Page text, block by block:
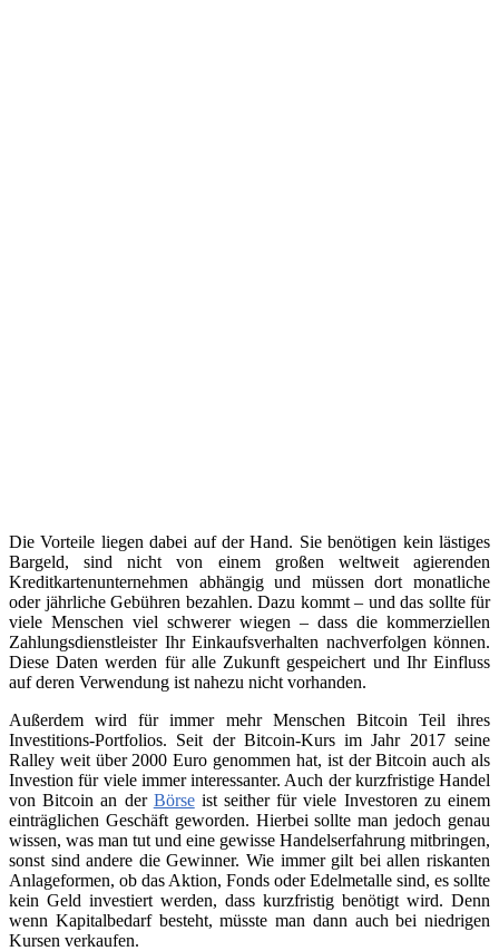
Die Vorteile liegen dabei auf der Hand. Sie benötigen kein lästiges
Bargeld, sind nicht von einem großen weltweit agierenden
Kreditkartenunternehmen abhängig und müssen dort monatliche
oder jährliche Gebühren bezahlen. Dazu kommt – und das sollte für
viele Menschen viel schwerer wiegen – dass die kommerziellen
Zahlungsdienstleister Ihr Einkaufsverhalten nachverfolgen können.
Diese Daten werden für alle Zukunft gespeichert und Ihr Einfluss
auf deren Verwendung ist nahezu nicht vorhanden.
Außerdem wird für immer mehr Menschen Bitcoin Teil ihres
Investitions-Portfolios. Seit der Bitcoin-Kurs im Jahr 2017 seine
Ralley weit über 2000 Euro genommen hat, ist der Bitcoin auch als
Investion für viele immer interessanter. Auch der kurzfristige Handel
von Bitcoin an der Börseist seither für viele Investoren zu einem
einträglichen Geschäft geworden. Hierbei sollte man jedoch genau
wissen, was man tut und eine gewisse Handelserfahrung mitbringen,
sonst sind andere die Gewinner. Wie immer gilt bei allen riskanten
Anlageformen, ob das Aktion, Fonds oder Edelmetalle sind, es sollte
kein Geld investiert werden, dass kurzfristig benötigt wird. Denn
wenn Kapitalbedarf besteht, müsste man dann auch bei niedrigen
Kursen verkaufen.